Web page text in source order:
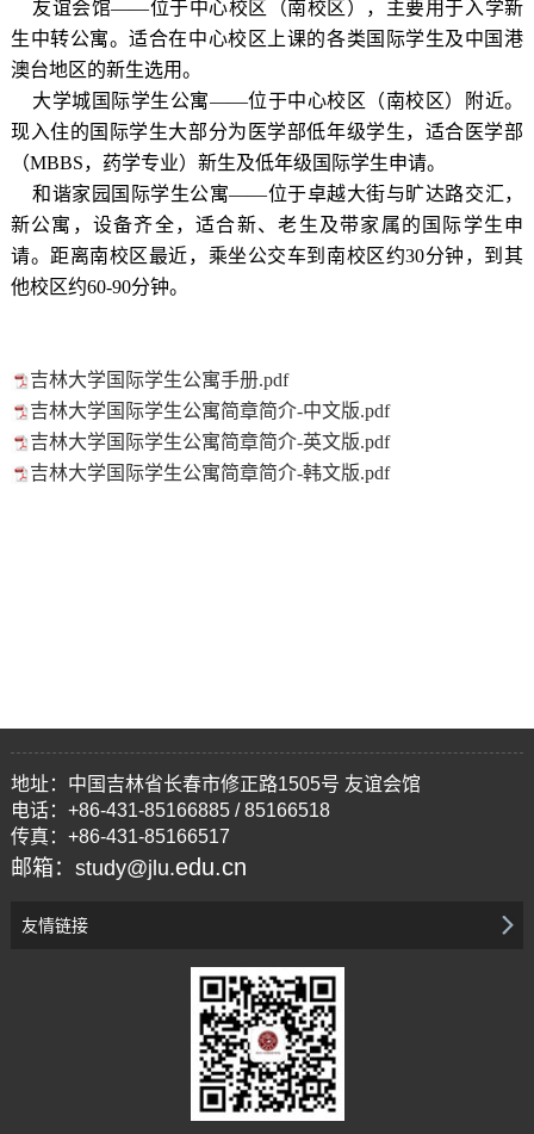
友谊会馆——位于中心校区（南校区），主要用于入学新
生中转公寓。适合在中心校区上课的各类国际学生及中国港
澳台地区的新生选用。
大学城国际学生公寓——位于中心校区（南校区）附近。
现入住的国际学生大部分为医学部低年级学生，适合医学部
（MBBS，药学专业）新生及低年级国际学生申请。
和谐家园国际学生公寓——位于卓越大街与旷达路交汇，
新公寓，设备齐全，适合新、老生及带家属的国际学生申
请。距离南校区最近，乘坐公交车到南校区约30分钟，到其
他校区约60-90分钟。
吉林大学国际学生公寓手册.pdf
吉林大学国际学生公寓简章简介-中文版.pdf
吉林大学国际学生公寓简章简介-英文版.pdf
吉林大学国际学生公寓简章简介-韩文版.pdf
地址：中国吉林省长春市修正路1505号 友谊会馆
电话：+86-431-85166885 / 85166518
传真：+86-431-85166517
邮箱：study@jlu.edu.cn
友情链接